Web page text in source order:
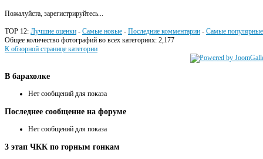
Пожалуйста, зарегистрируйтесь...
TOP 12: Лучшие оценки - Самые новые - Последние комментарии - Самые популярные
Общее количество фотографий во всех категориях: 2,177
К обзорной странице категории
В барахолке
Нет сообщений для показа
Последнее сообщение на форуме
Нет сообщений для показа
3 этап ЧКК по горным гонкам